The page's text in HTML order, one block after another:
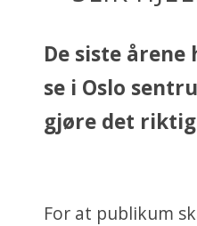
De siste
se i Oslo
gjøre det
For at publikum